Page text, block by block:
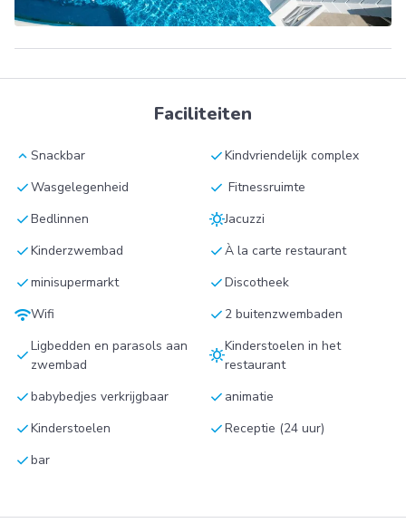
Faciliteiten
keyboard_arrow_up Snackbar checkKindvriendelijk complex
checkWasgelegenheid check Fitnessruimte
checkBedlinnen sunnyJacuzzi
checkKinderzwembad checkÀ la carte restaurant
checkminisupermarkt checkDiscotheek
wifiWifi check 2 buitenzwembaden
checkLigbedden en parasols aan
zwembad
sunnyKinderstoelen in het
restaurant
checkbabybedjes verkrijgbaar check animatie
checkKinderstoelen checkReceptie (24 uur)
checkbar